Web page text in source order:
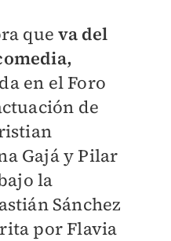
queva del
en el Foro
de
Gajá y Pilar
la
Sánchez
por Flavia